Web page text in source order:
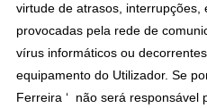
virtude de atrasos,
provocadas pela rede de
vírus informáticos ou
equipamento do Utilizador. Se
Ferreira ‘ não será responsável